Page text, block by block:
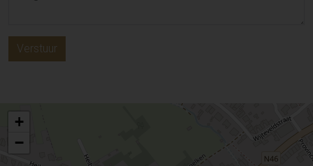
Verstuur
+
−